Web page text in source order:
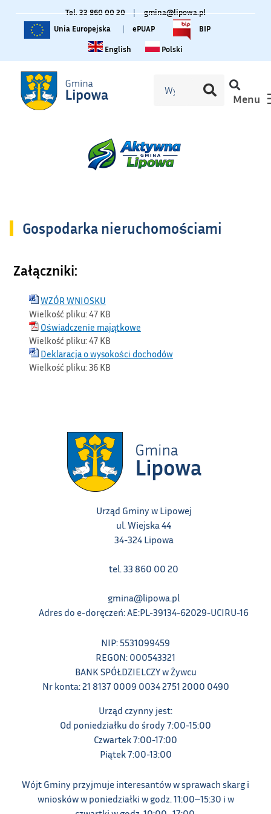
Tel. 33 860 00 20 |
gmina@lipowa.pl
Unia Europejska
| ePUAP
BIP
Change language to English
English Zmiana języka na polski
Polski
Menu
Gospodarka nieruchomościami
Załączniki:
WZÓR WNIOSKU
Wielkość pliku: 47 KB
Oświadczenie majątkowe
Wielkość pliku: 47 KB
Deklaracja o wysokości dochodów
Wielkość pliku: 36 KB
Urząd Gminy w Lipowej
ul. Wiejska 44
34-324 Lipowa
tel. 33 860 00 20
gmina@lipowa.pl
Adres do e-doręczeń: AE:PL-39134-62029-UCIRU-16
NIP: 5531099459
REGON: 000543321
BANK SPÓŁDZIELCZY w Żywcu
Nr konta: 21 8137 0009 0034 2751 2000 0490
Urząd czynny jest:
Od poniedziałku do środy 7:00-15:00
Czwartek 7:00-17:00
Piątek 7:00-13:00
Wójt Gminy przyjmuje interesantów w sprawach skarg i
wniosków w poniedziałki w godz. 11:00‒15:30 i w